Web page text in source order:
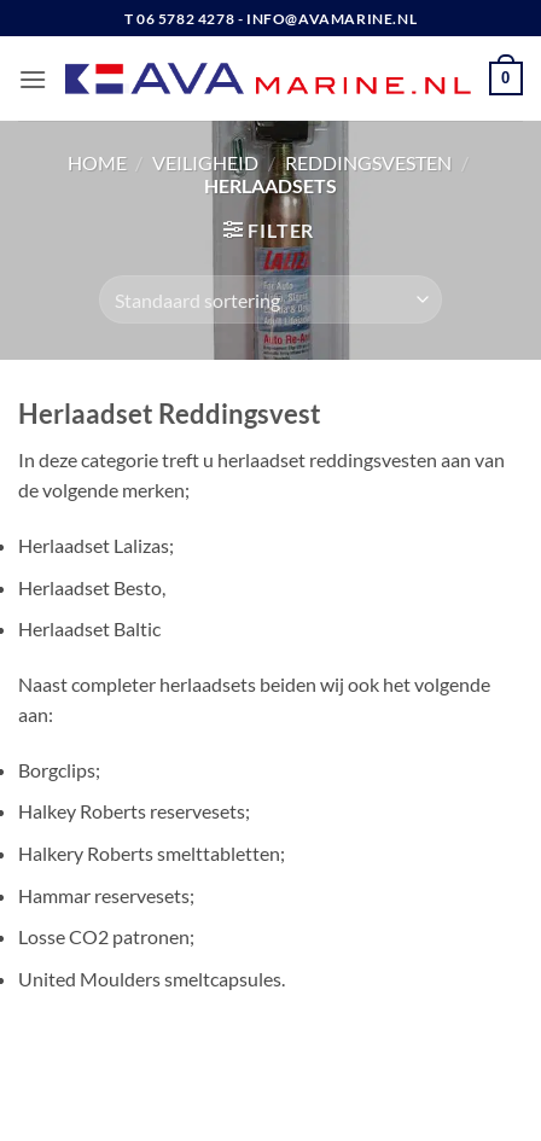
naar
inhoud
T 06 5782 4278 - INFO@AVAMARINE.NL
0
HOME / VEILIGHEID / REDDINGSVESTEN /
HERLAADSETS
FILTER
Herlaadset Reddingsvest
In deze categorie treft u herlaadset reddingsvesten aan van
de volgende merken;
Herlaadset Lalizas;
Herlaadset Besto,
Herlaadset Baltic
Naast completer herlaadsets beiden wij ook het volgende
aan:
Borgclips;
Halkey Roberts reservesets;
Halkery Roberts smelttabletten;
Hammar reservesets;
Losse CO2 patronen;
United Moulders smeltcapsules.